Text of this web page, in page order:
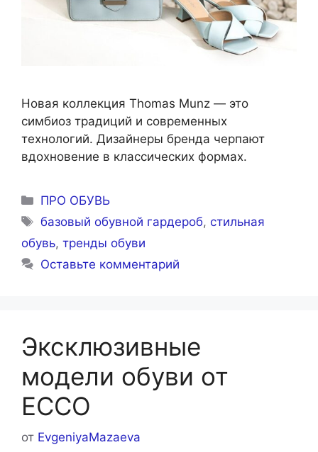
Новая коллекция Thomas Munz — это
симбиоз традиций и современных
технологий. Дизайнеры бренда черпают
вдохновение в классических формах.
Рубрики
ПРО ОБУВЬ
Метки
базовый обувной гардероб, стильная
обувь, тренды обуви
Оставьте комментарий
Эксклюзивные
модели обуви от
ЕССО
от EvgeniyaMazaeva